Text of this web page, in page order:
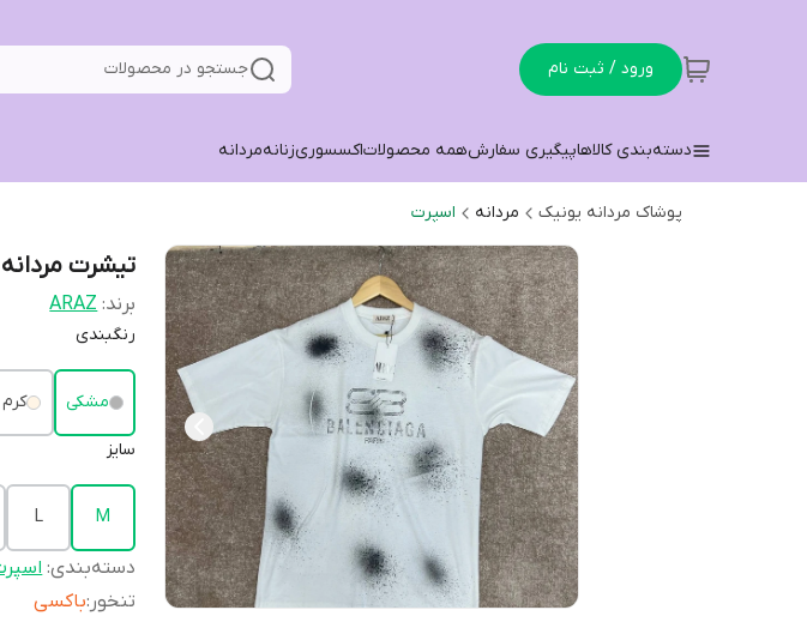
ورود / ثبت نام جستجو در محصولات
دسته‌بندی کالاهاپیگیری سفارشهمه محصولاتاکسسوریزنانهمردانه
پوشاک مردانه یونیک مردانه اسپرت
تیشرت
برند: ARAZ
رنگبندی
مشکی کرم
سایز
M
L
دسته‌بندی:
تنخور :باکسی